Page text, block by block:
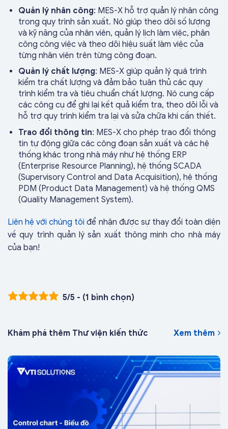
Quản lý nhân công: MES-X hỗ trợ quản lý nhân công
trong quy trình sản xuất. Nó giúp theo dõi số lượng
và kỹ năng của nhân viên, quản lý lịch làm việc, phân
công công việc và theo dõi hiệu suất làm việc của
từng nhân viên trên từng công đoạn.
Quản lý chất lượng: MES-X giúp quản lý quá trình
kiểm tra chất lượng và đảm bảo tuân thủ các quy
trình kiểm tra và tiêu chuẩn chất lượng. Nó cung cấp
các công cụ để ghi lại kết quả kiểm tra, theo dõi lỗi và
hỗ trợ quy trình kiểm tra lại và sửa chữa khi cần thiết.
Trao đổi thông tin: MES-X cho phép trao đổi thông
tin tự động giữa các công đoạn sản xuất và các hệ
thống khác trong nhà máy như hệ thống ERP
(Enterprise Resource Planning), hệ thống SCADA
(Supervisory Control and Data Acquisition), hệ thống
PDM (Product Data Management) và hệ thống QMS
(Quality Management System).
Liên hệ với chúng tôi để nhận được sự thay đổi toàn diện
về quy trình quản lý sản xuất thông minh cho nhà máy
của bạn!
5/5 - (1 bình chọn)
Khám phá thêm Thư viện kiến thức Xem thêm